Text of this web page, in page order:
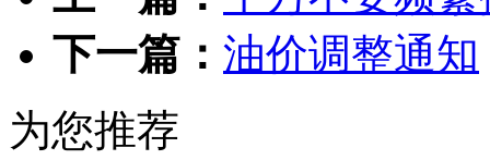
下一篇： 油价调整通知
为您推荐